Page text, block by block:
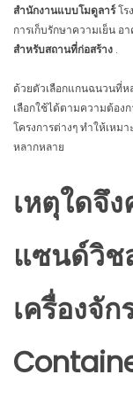
สำนักงานแบบโมดูลาร์โร
การเก็บรักษาความเย็น อ
สำหรับสถานที่ก่อสร้าง .
ด้วยตัวเลือกแกนฉนวนที่ห
เลือกใช้ได้ตามความต้อง
โครงการต่างๆ ทำให้เห
หลากหลาย
เหตุใดจึ
แซนด์วิช
เครื่องจัก